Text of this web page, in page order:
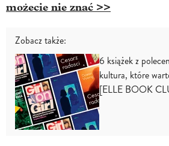
możecie nie znać >>
Zobacz także:
6 książek z
kultura, które
[ELLE BOOK